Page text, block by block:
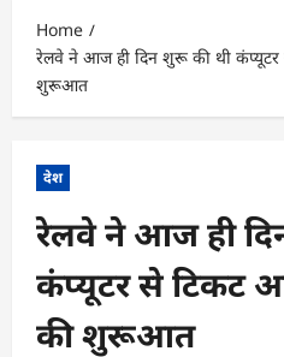
Home
रेलवे ने आज ही दिन शुरू की थी कंप्यूटर
शुरूआत
देश
रेलवे ने आज ही
कंप्यूटर से टिकट
की शुरूआत